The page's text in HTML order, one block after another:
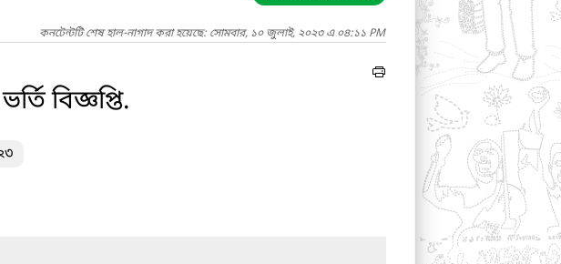
কনটেন্টটি শেষ হাল-নাগাদ করা হয়েছে: সোমবার, ১০ জুলাই, ২০২৩ এ ০৪:১১ PM
বিজ্ঞপ্তি.